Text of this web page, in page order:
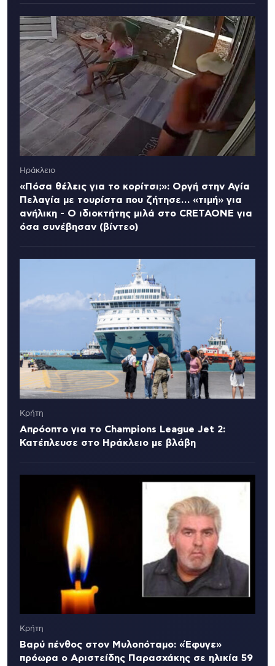
Ηράκλειο
«Πόσα θέλεις για το κορίτσι;»: Οργή στην Αγία
Πελαγία με τουρίστα που ζήτησε… «τιμή» για
ανήλικη - Ο ιδιοκτήτης μιλά στο CRETAONE για
όσα συνέβησαν (βίντεο)
Κρήτη
Απρόοπτο για το Champions League Jet 2:
Κατέπλευσε στο Ηράκλειο με βλάβη
Κρήτη
Βαρύ πένθος στον Μυλοπόταμο: «Έφυγε»
πρόωρα ο Αριστείδης Παρασχάκης σε ηλικία 59